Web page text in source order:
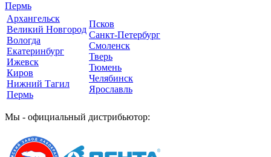
Пермь
Архангельск
Великий Новгород
Вологда
Екатеринбург
Ижевск
Киров
Нижний Тагил
Пермь
Псков
Санкт-Петербург
Смоленск
Тверь
Тюмень
Челябинск
Ярославль
Мы - официальный дистрибьютор: